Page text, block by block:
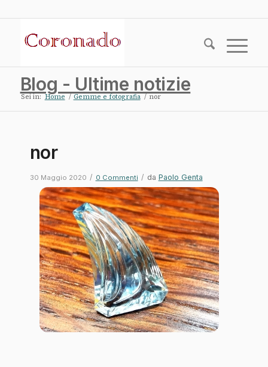
Blog - Ultime notizie
Sei in: Home / Gemme e fotografia / nor
nor
30 Maggio 2020 / 0 Commenti / da Paolo Genta